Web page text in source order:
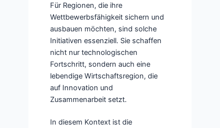
Für Regionen, die ihre
Wettbewerbsfähigkeit sichern und
ausbauen möchten, sind solche
Initiativen essenziell. Sie schaffen
nicht nur technologischen
Fortschritt, sondern auch eine
lebendige Wirtschaftsregion, die
auf Innovation und
Zusammenarbeit setzt.
In diesem Kontext ist die